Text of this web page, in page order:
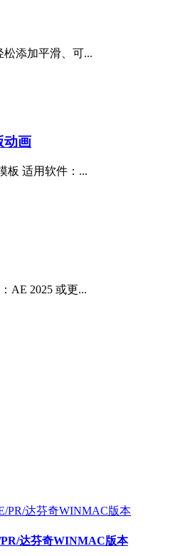
松添加平滑、可...
动画
板 适用软件：...
AE 2025 或更...
达芬奇WINMAC版本